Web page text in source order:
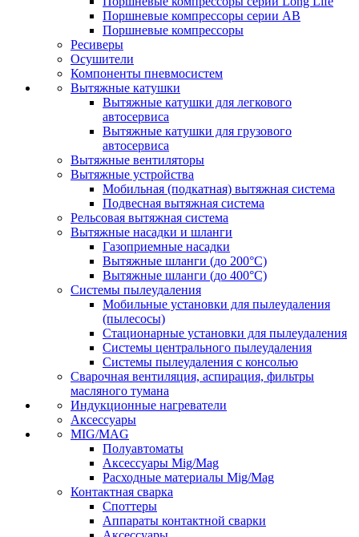
Поршневые компрессоры серии AB
Поршневые компрессоры
Ресиверы
Осушители
Компоненты пневмосистем
Вытяжные катушки
Вытяжные катушки для легкового
автосервиса
Вытяжные катушки для грузового
автосервиса
Вытяжные вентиляторы
Вытяжные устройства
Мобильная (подкатная) вытяжная система
Подвесная вытяжная система
Рельсовая вытяжная система
Вытяжные насадки и шланги
Газоприемные насадки
Вытяжные шланги (до 200°C)
Вытяжные шланги (до 400°C)
Системы пылеудаления
Мобильные установки для пылеудаления
(пылесосы)
Стационарные установки для пылеудаления
Системы центрального пылеудаления
Системы пылеудаления с консолью
Сварочная вентиляция, аспирация, фильтры
масляного тумана
Индукционные нагреватели
Аксессуары
MIG/MAG
Полуавтоматы
Аксессуары Mig/Mag
Расходные материалы Mig/Mag
Контактная сварка
Споттеры
Аппараты контактной сварки